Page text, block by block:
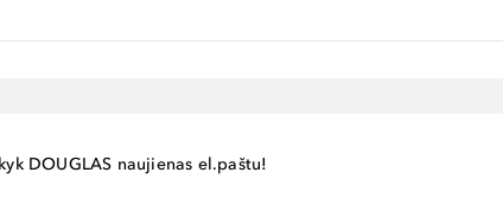
DOUGLAS naujienas el.paštu!